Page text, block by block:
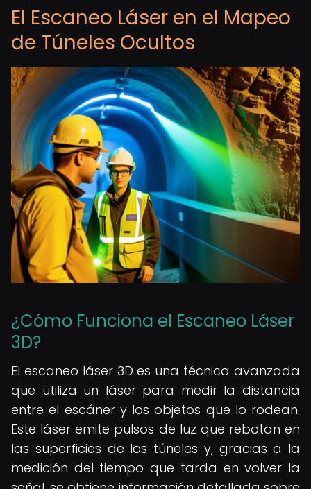
El Escaneo Láser en el Mapeo
de Túneles Ocultos
¿Cómo Funciona el Escaneo Láser
3D?
El escaneo láser 3D es una técnica avanzada
que utiliza un láser para medir la distancia
entre el escáner y los objetos que lo rodean.
Este láser emite pulsos de luz que rebotan en
las superficies de los túneles y, gracias a la
medición del tiempo que tarda en volver la